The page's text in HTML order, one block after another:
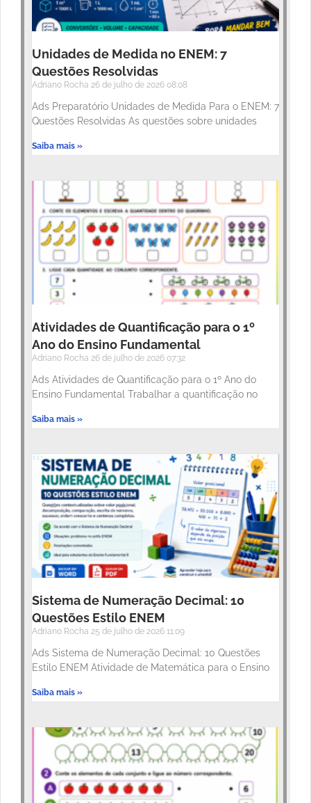
Unidades de Medida no ENEM: 7
Questões Resolvidas
Adriano Rocha 26 de julho de 2026 08:08
Ads Preparatório Unidades de Medida Para o ENEM: 7
Questões Resolvidas As questões sobre unidades
Saiba mais »
Atividades de Quantificação para o 1º
Ano do Ensino Fundamental
Adriano Rocha 26 de julho de 2026 07:32
Ads Atividades de Quantificação para o 1º Ano do
Ensino Fundamental Trabalhar a quantificação no
Saiba mais »
Sistema de Numeração Decimal: 10
Questões Estilo ENEM
Adriano Rocha 25 de julho de 2026 11:09
Ads Sistema de Numeração Decimal: 10 Questões
Estilo ENEM Atividade de Matemática para o Ensino
Saiba mais »